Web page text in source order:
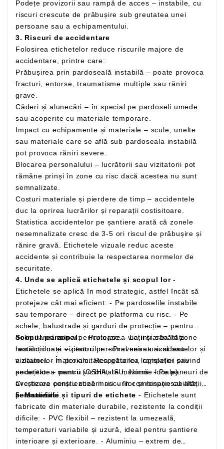
Podețe provizorii sau rampă de acces – instabile, cu
riscuri crescute de prăbușire sub greutatea unei
persoane sau a echipamentului.
3. Riscuri de accidentare
Folosirea etichetelor reduce riscurile majore de
accidentare, printre care:
Prăbușirea prin pardoseală instabilă – poate provoca
fracturi, entorse, traumatisme multiple sau răniri
grave.
Căderi și alunecări – în special pe pardoseli umede
sau acoperite cu materiale temporare.
Impact cu echipamente și materiale – scule, unelte
sau materiale care se află sub pardoseala instabilă
pot provoca răniri severe.
Blocarea personalului – lucrătorii sau vizitatorii pot
rămâne prinși în zone cu risc dacă acestea nu sunt
semnalizate.
Costuri materiale și pierdere de timp – accidentele
duc la oprirea lucrărilor și reparații costisitoare.
Statistica accidentelor pe șantiere arată că zonele
nesemnalizate cresc de 3-5 ori riscul de prăbușire și
rănire gravă. Etichetele vizuale reduc aceste
accidente și contribuie la respectarea normelor de
securitate.
4. Unde se aplică etichetele și scopul lor-
Etichetele se aplică în mod strategic, astfel încât să
protejeze cât mai eficient: - Pe pardoselile instabile
sau temporare – direct pe platforma cu risc. - Pe
schele, balustrade și garduri de protecție – pentru
delimitarea zonei periculoase. - La intrarea în zone
restricționate – pentru personal neautorizat sau
vizitatori. - În proximitatea găurilor, rampelor sau
podețelor – pentru vizibilitate maximă. - Pe panouri de
avertizare pentru zone mari – în combinație cu alte
semnalizări.
Scopul principal:- Protejarea vieții și sănătății
lucrătorilor și vizitatorilor. - Prevenirea accidentelor și
a daunelor materiale. Respectarea legislației privind
securitatea muncii (OSHA, ISU, Norme locale). -
Creșterea conștientizării riscurilor și responsabilității
personalului.
5. Materiale și tipuri de etichete - Etichetele sunt
fabricate din materiale durabile, rezistente la condiții
dificile: - PVC flexibil – rezistent la umezeală,
temperaturi variabile și uzură, ideal pentru șantiere
interioare și exterioare. - Aluminiu – extrem de